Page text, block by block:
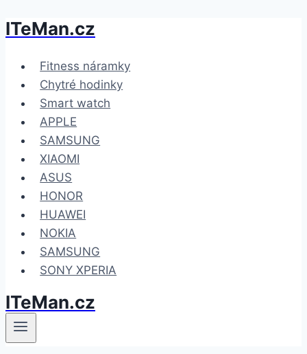
Přeskočit
obsah
ITeMan.cz
Fitness náramky
Chytré hodinky
Smart watch
APPLE
SAMSUNG
XIAOMI
ASUS
HONOR
HUAWEI
NOKIA
SAMSUNG
SONY XPERIA
ITeMan.cz